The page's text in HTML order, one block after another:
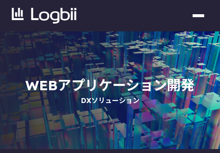
WEBアプリケーション開発
DXソリューション